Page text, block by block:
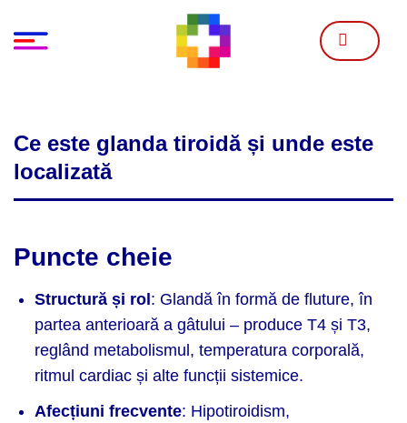
content
Ce este glanda tiroidă și unde este
localizată
Puncte cheie
Structură și rol : Glandă în formă de fluture, în
partea anterioară a gâtului – produce T4 și T3,
reglând metabolismul, temperatura corporală,
ritmul cardiac și alte funcții sistemice.
Afecțiuni frecvente: Hipotiroidism,